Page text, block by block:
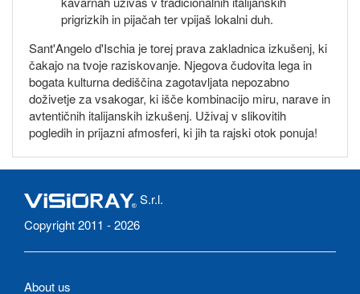
prigrizkih in pijačah ter vpijaš lokalni duh.
Sant'Angelo d'Ischia je torej prava zakladnica izkušenj, ki
čakajo na tvoje raziskovanje. Njegova čudovita lega in
bogata kulturna dediščina zagotavljata nepozabno
doživetje za vsakogar, ki išče kombinacijo miru, narave in
avtentičnih italijanskih izkušenj. Uživaj v slikovitih
pogledih in prijazni afmosferi, ki jih ta rajski otok ponuja!
S.r.l.
Copyright 2011 - 2026
About us